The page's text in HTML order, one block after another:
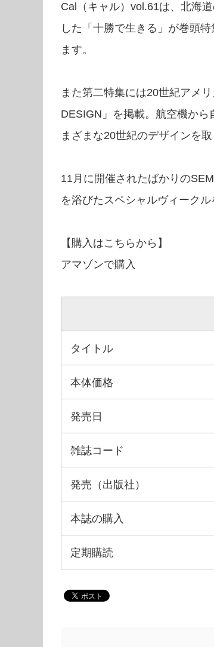
Cal（キャル）vol.61は、北海
した「十勝で生きる」が巻頭
ます。
また第二特集には20世紀アメ
DESIGN」を掲載。航空機か
まざまな20世紀のデザインを取
11月に開催されたばかりの
を浴びたスペシャルヴィークル
【購入はこちらから】
アマゾンで購入
タイトル
本体価格
発売日
雑誌コード
発売（出版社）
本誌の購入
定期購読